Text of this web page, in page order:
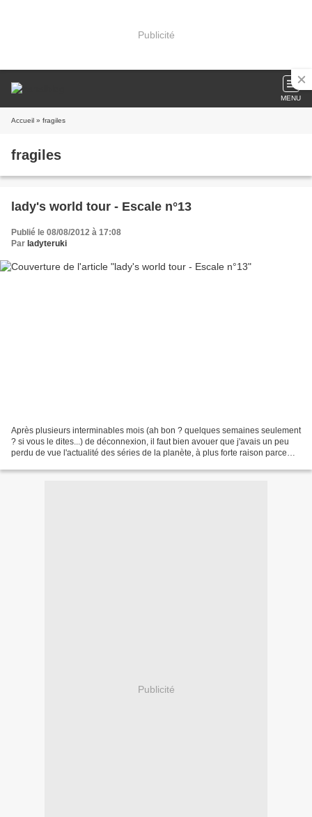
Publicité
MENU
Accueil » fragiles
fragiles
lady's world tour - Escale n°13
Publié le 08/08/2012 à 17:08
Par ladyteruki
Après plusieurs interminables mois (ah bon ? quelques semaines seulement
? si vous le dites...) de déconnexion, il faut bien avouer que j'avais un peu
perdu de vue l'actualité des séries de la planète, à plus forte raison parce
Publicité